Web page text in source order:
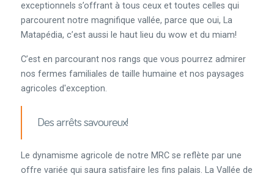
exceptionnels s’offrant à tous ceux et toutes celles qui
parcourent notre magnifique vallée, parce que oui, La
Matapédia, c’est aussi le haut lieu du wow et du miam!
C’est en parcourant nos rangs que vous pourrez admirer
nos fermes familiales de taille humaine et nos paysages
agricoles d'exception.
Des arrêts savoureux!
Le dynamisme agricole de notre MRC se reflète par une
offre variée qui saura satisfaire les fins palais. La Vallée de